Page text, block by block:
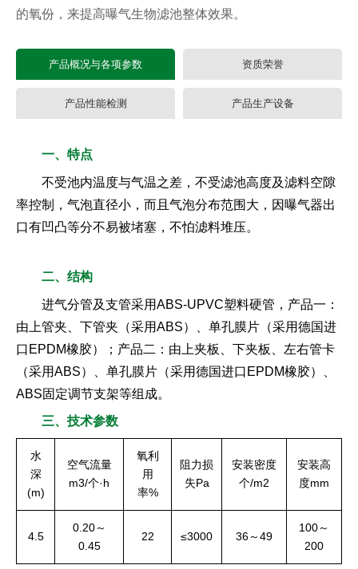
的氧份，来提高曝气生物滤池整体效果。
产品概况与各项参数 资质荣誉
产品性能检测 产品生产设备
一、特点
不受池内温度与气温之差，不受滤池高度及滤料空隙
率控制，气泡直径小，而且气泡分布范围大，因曝气器出
口有凹凸等分不易被堵塞，不怕滤料堆压。
二、结构
进气分管及支管采用ABS-UPVC塑料硬管，产品一：
由上管夹、下管夹（采用ABS）、单孔膜片（采用德国进
口EPDM橡胶）；产品二：由上夹板、下夹板、左右管卡
（采用ABS）、单孔膜片（采用德国进口EPDM橡胶）、
ABS固定调节支架等组成。
三、技术参数
水
深
(m)
空气流量
m3/个·h
氧利
用
率%
阻力损
失Pa
安装密度
个/m2
安装高
度mm
4.5
0.20～
0.45
22 ≤3000 36～49
100～
200